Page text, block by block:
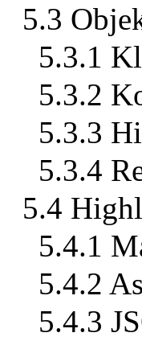
5.3
5.3.1
5.3.2
5.3.3
5.3.4
5.4
5.4.1
5.4.2
5.4.3